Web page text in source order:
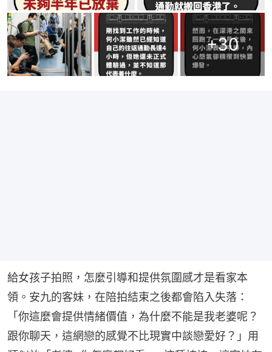
+30
給女孩子拍照，怎麼引導和提供氛圍感才是看家本
領。安九的客妹，在陪拍結束之後都會陷入失落：
「你這麼會提供情緒價值，為什麼不能是我老婆呢？
跟你聊天，這網戀的感覺不比現實中談戀愛好？」用